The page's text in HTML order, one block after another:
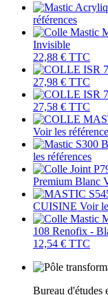
références
Invisible
22,88 € TTC
27,98 € TTC
27,58 € TTC
Voir les
les références
Premium Blanc
CUISINE Voir
108 Renofix -
12,54 € TTC
Bureau d'études